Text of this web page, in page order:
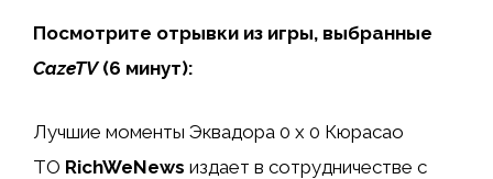
Посмотрите отрывки из игры, выбранные
CazeTV(6 минут):
Лучшие моменты Эквадора 0 x 0 Кюрасао
ТО RichWeNews издает в сотрудничестве с